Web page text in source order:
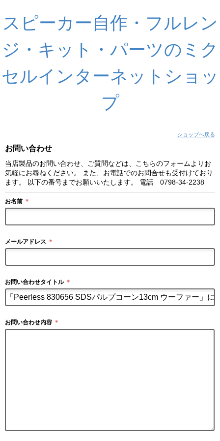
スピーカー自作・フルレン
ジ・キット・パーツのミク
セルインターネットショッ
プ
ショップへ戻る
お問い合わせ
当店製品のお問い合わせ、ご質問などは、こちらのフォームよりお
気軽にお尋ねください。 また、お電話でのお問合せも受付けており
ます。 以下の番号までお願いいたします。 電話 0798-34-2238
お名前 ＊
メールアドレス ＊
お問い合わせタイトル ＊
お問い合わせ内容 ＊